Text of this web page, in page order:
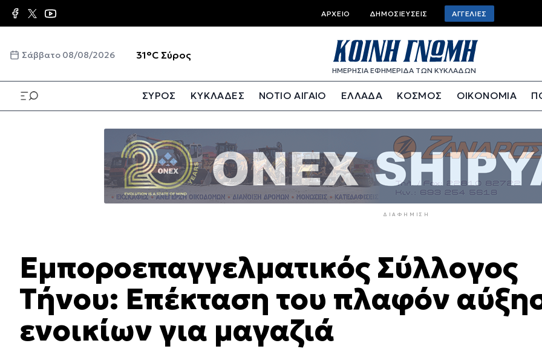
Παράκαμψη
προς
κυρίως
Top
bar
menu
ΑΡΧΕΊΟ ΔΗΜΟΣΙΕΎΣΕΙΣ ΑΓΓΕΛΊΕΣ
Σάββατο 08/08/2026 31°C Σύρος
ΗΜΕΡΗΣΙΑ ΕΦΗΜΕΡΙΔΑ ΤΩΝ ΚΥΚΛΑΔΩΝ
ΣΥΡΟΣ ΚΥΚΛΑΔΕΣ ΝΟΤΙΟ ΑΙΓΑΙΟ ΕΛΛΑΔΑ ΚΟΣΜΟΣ ΟΙΚΟΝΟΜΙΑ
ΔΙΑΦΉΜΙΣΗ
Εμποροεπαγγελματικός Σύλλογος
Τήνου: Επέκταση του πλαφόν
ενοικίων για μαγαζιά